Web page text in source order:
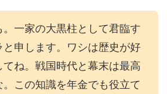
。一家の大黒柱として君臨す
と申します。ワシは歴史が好
てね。戦国時代と幕末は最高
。この知識を年金でも役立て